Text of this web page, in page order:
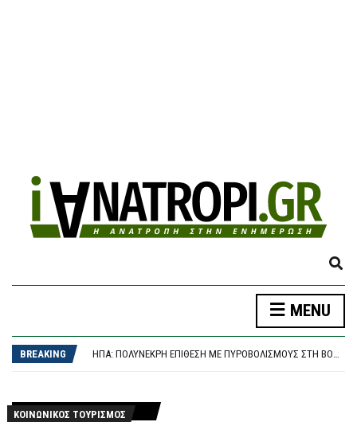
E
P
N
MENU
BREAKING
ΠΑΝΑΘΗΝΑΪΚΌΣ – ΤΣΣΚΑ 1948 1-1, CONFERENCE LEAGUE: ΈΠΕΣΕ ΣΕ ΒΟΥΛΓΑΡΙΚΌ “ΜΠΛΌΚΟ” ΚΑΙ ΠΆΕΙ ΓΙΑ ΤΕΛΙΚΌ ΠΡΌΚΡΙΣΗΣ ΣΤΗ ΣΌΦΙΑ
ΗΠΑ: ΠΟΛΎΝΕΚΡΗ ΕΠΊΘΕΣΗ ΜΕ ΠΥΡΟΒΟΛΙΣΜΟΎΣ ΣΤΗ ΒΌΡΕΙΑ ΚΑΡΟΛΊΝΑ
ΚΟΙΝΩΝΙΚΟΣ ΤΟΥΡΙΣΜΟΣ